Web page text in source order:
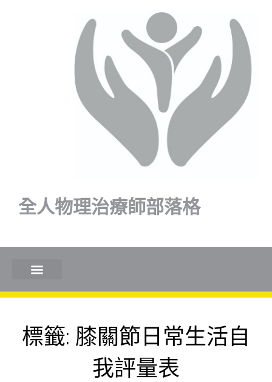
全人物理治療師部落格
標籤: 膝關節日常生活自
我評量表